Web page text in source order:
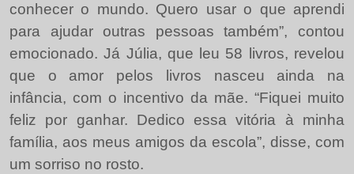
conhecer o mundo. Quero usar o que aprendi
para ajudar outras pessoas também”, contou
emocionado. Já Júlia, que leu 58 livros, revelou
que o amor pelos livros nasceu ainda na
infância, com o incentivo da mãe. “Fiquei muito
feliz por ganhar. Dedico essa vitória à minha
família, aos meus amigos da escola”, disse, com
um sorriso no rosto.